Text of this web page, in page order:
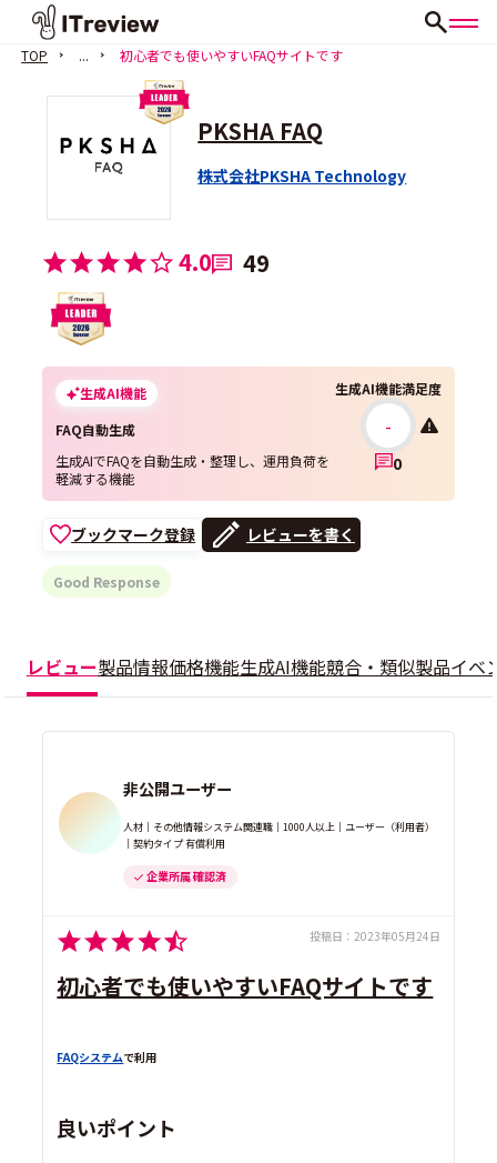
TOP ... 初心者でも使いやすいFAQサイトです
PKSHA FAQ
株式会社PKSHA Technology
4.0 49
生成AI機能
FAQ自動生成
生成AIでFAQを自動生成・整理し、運用負荷を
軽減する機能
生成AI機能満足度
-
0
ブックマーク登録 レビューを書く
Good Response
レビュー製品情報価格機能生成AI機能競合・類似製品イベ
非公開ユーザー
人材｜その他情報システム関連職｜1000人以上｜ユーザー（利用者）
｜契約タイプ 有償利用
企業所属 確認済
投稿日： 2023年05月24日
初心者でも使いやすいFAQサイトです
FAQシステムで利用
良いポイント